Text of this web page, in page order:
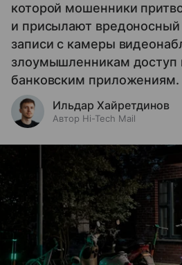
которой мошенники
и присылают
записи с камеры
злоумышленникам доступ
банковским приложениям.
Ильдар Хайретдинов
Автор Hi-Tech Mail